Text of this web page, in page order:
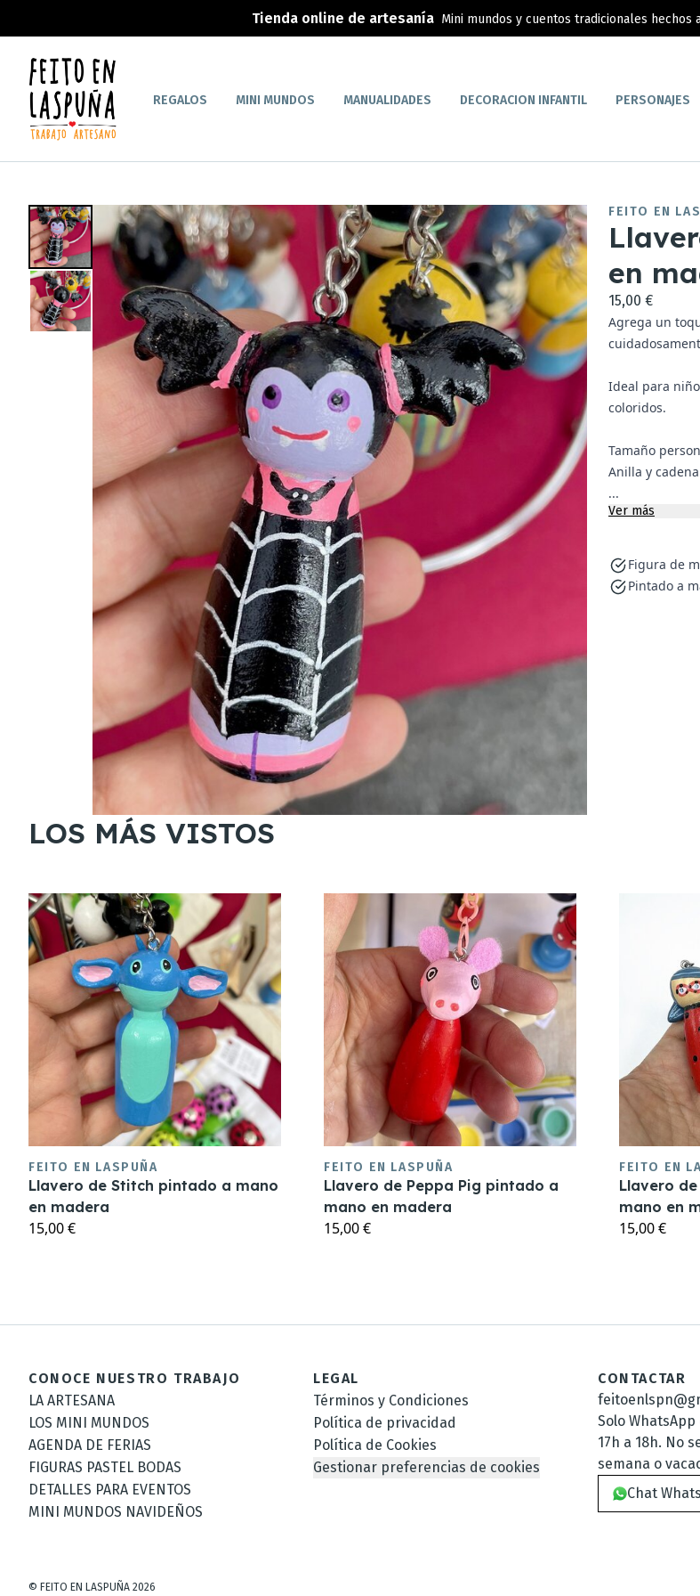
Tienda online de artesanía Mini mundos y cuentos tradicionales
REGALOS MINI MUNDOS MANUALIDADES DECORACION INFANTIL PERSONAJES
FEITO EN
en
15,00 €
Agrega un
Ideal para
coloridos.
Tamaño
Anilla y cadena
...
Ver más
Figura de
Pintado a
LOS MÁS VISTOS
FEITO EN LASPUÑA
Llavero de Stitch pintado a mano
en madera
15,00 €
FEITO EN LASPUÑA
Llavero de Peppa Pig pintado a
mano en madera
15,00 €
FEITO EN
Llavero
mano en
15,00 €
CONOCE NUESTRO TRABAJO
LA ARTESANA
LOS MINI MUNDOS
AGENDA DE FERIAS
FIGURAS PASTEL BODAS
DETALLES PARA EVENTOS
MINI MUNDOS NAVIDEÑOS
LEGAL
Términos y Condiciones
Política de privacidad
Política de Cookies
Gestionar preferencias de cookies
CONTACTAR
Solo
17h a 18h. No
semana o
Chat
© FEITO EN LASPUÑA 2026